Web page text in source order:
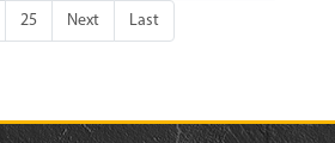
25 Next Last